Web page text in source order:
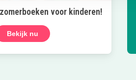
voor kinderen!
Bekijk nu